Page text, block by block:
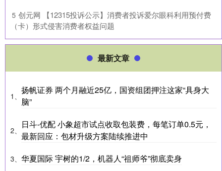
5 ​创元网 【12315投诉公示】消费者投诉爱尔眼科利用预付费
（卡）形式侵害消费者权益问题
最新文章
1、
扬帆证券 两个月融近25亿，国资组团押注这家“具身大
脑”
2、
日斗-优配 小象超市试点收取包装费，每笔订单0.5元，
最新回应：包材升级方案陆续推进中
3、 华夏国际 宇树的1/2，机器人“祖师爷”彻底卖身